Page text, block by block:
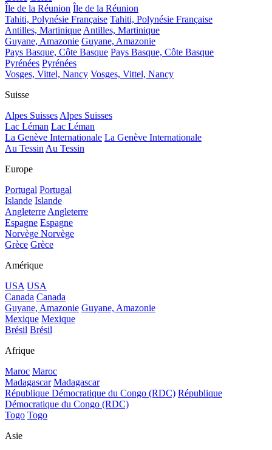
Île de la Réunion Île de la Réunion
Tahiti, Polynésie Française Tahiti, Polynésie Française
Antilles, Martinique Antilles, Martinique
Guyane, Amazonie Guyane, Amazonie
Pays Basque, Côte Basque Pays Basque, Côte Basque
Pyrénées Pyrénées
Vosges, Vittel, Nancy Vosges, Vittel, Nancy
Suisse
Alpes Suisses Alpes Suisses
Lac Léman Lac Léman
La Genève Internationale La Genève Internationale
Au Tessin Au Tessin
Europe
Portugal Portugal
Islande Islande
Angleterre Angleterre
Espagne Espagne
Norvège Norvège
Grèce Grèce
Amérique
USA USA
Canada Canada
Guyane, Amazonie Guyane, Amazonie
Mexique Mexique
Brésil Brésil
Afrique
Maroc Maroc
Madagascar Madagascar
République Démocratique du Congo (RDC) République
Démocratique du Congo (RDC)
Togo Togo
Asie